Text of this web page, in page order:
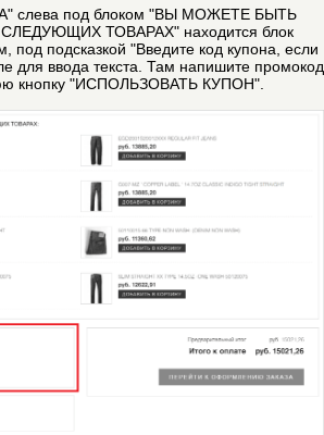
слева под блоком "ВЫ МОЖЕТЕ БЫТЬ
ТОВАРАХ" находится блок
подсказкой "Введите код купона, если
для ввода текста. Там напишите промокод
кнопку "ИСПОЛЬЗОВАТЬ КУПОН".